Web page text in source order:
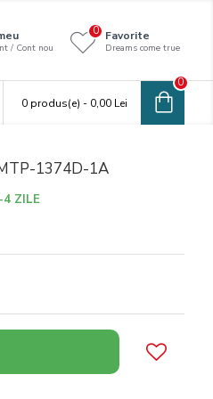
/ Cont nou
Favorite
Dreams come true
0
0 produs(e) - 0,00 Lei
0
1374D-1A
4 ZILE